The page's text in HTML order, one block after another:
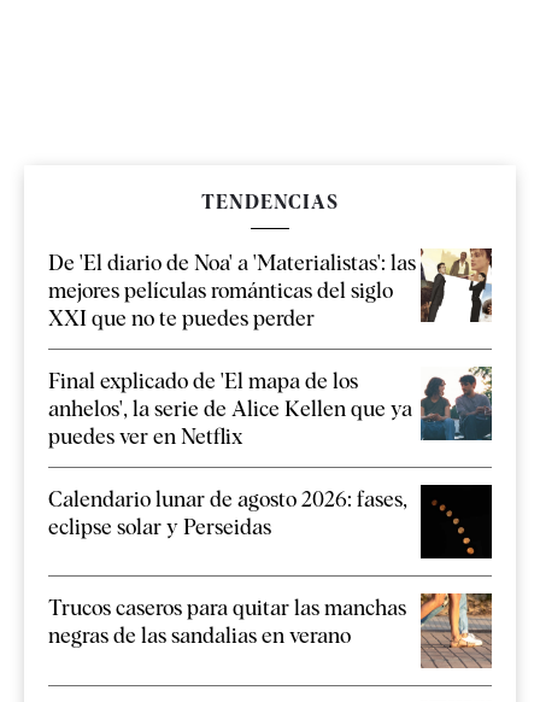
TENDENCIAS
De 'El diario de Noa' a 'Materialistas': las
mejores películas románticas del siglo
XXI que no te puedes perder
Final explicado de 'El mapa de los
anhelos', la serie de Alice Kellen que ya
puedes ver en Netflix
Calendario lunar de agosto 2026: fases,
eclipse solar y Perseidas
Trucos caseros para quitar las manchas
negras de las sandalias en verano